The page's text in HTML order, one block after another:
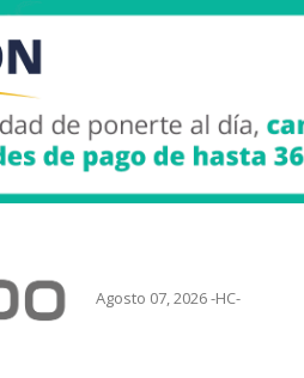
Agosto 07, 2026 -HC-